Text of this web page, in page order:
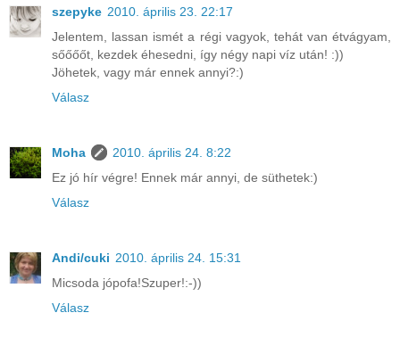
szepyke 2010. április 23. 22:17
Jelentem, lassan ismét a régi vagyok, tehát van étvágyam,
sőőőőt, kezdek éhesedni, így négy napi víz után! :))
Jöhetek, vagy már ennek annyi?:)
Válasz
Moha
2010. április 24. 8:22
Ez jó hír végre! Ennek már annyi, de süthetek:)
Válasz
Andi/cuki 2010. április 24. 15:31
Micsoda jópofa!Szuper!:-))
Válasz